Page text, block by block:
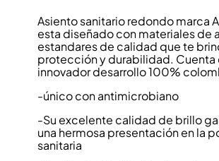
Asiento sanitario redondo marca
esta diseñado con materiales de
estandares de calidad que te
protección y durabilidad. Cuenta
innovador desarrollo 100%
-único con antimicrobiano
-Su excelente calidad de brillo
una hermosa presentación en la
sanitaria